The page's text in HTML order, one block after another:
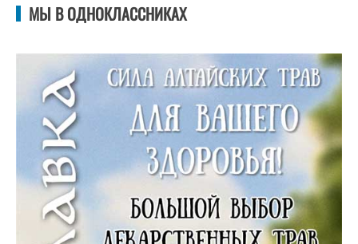
МЫ В ОДНОКЛАССНИКАХ